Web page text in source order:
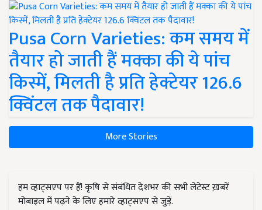
Pusa Corn Varieties: कम समय में
तैयार हो जाती हैं मक्का की ये पांच
किस्में, मिलती है प्रति हेक्टेयर 126.6
क्विंटल तक पैदावार!
More Stories
हम व्हाट्सएप पर हैं! कृषि से संबंधित देशभर की सभी लेटेस्ट ख़बरें
मोबाइल में पढ़ने के लिए हमारे व्हाट्सएप से जुड़ें.